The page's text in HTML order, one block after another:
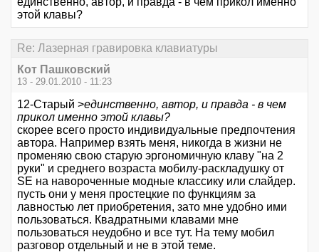
этой клавы?
Re: Лазерная гравировка клавиатуры
Кот Пашковский
13 - 29.01.2010 - 11:23
12-Старый >единственно, автор, и правда - в чем
прикол именно этой клавы?
скорее всего просто индивидуальные предпочтения
автора. Например взять меня, никогда в жизни не
променяю свою старую эргономичную клаву "на 2
руки" и среднего возраста мобилу-раскладушку от
SE на навороченные модные классику или слайдер.
пусть они у меня простецкие по функциям за
лавностью лет приобретения, зато мне удобно ими
пользоваться. Квадратными клавами мне
пользоваться неудобно и все тут. На тему мобил
разговор отдельный и не в этой теме.